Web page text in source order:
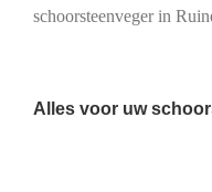
schoorsteenveger in
Alles voor uw